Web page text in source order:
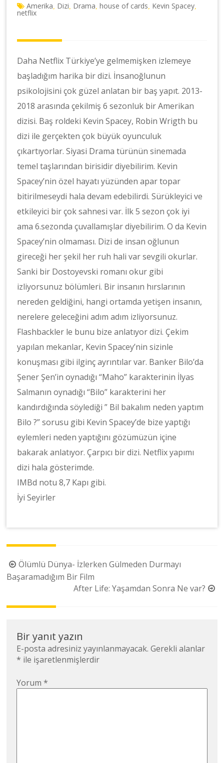
Amerika Dizi Drama house of cards Kevin Spacey
netflix
Daha Netflix Türkiye’ye gelmemişken izlemeye
başladığım harika bir dizi. İnsanoğlunun
psikolojisini çok güzel anlatan bir baş yapıt. 2013-
2018 arasında çekilmiş 6 sezonluk bir Amerikan
dizisi. Baş roldeki Kevin Spacey, Robin Wrigth bu
dizi ile gerçekten çok büyük oyunculuk
çıkartıyorlar. Siyasi Drama türünün sinemada
temel taşlarından birisidir diyebilirim. Kevin
Spacey’nin özel hayatı yüzünden apar topar
bitirilmeseydi hala devam edebilirdi. Sürükleyici ve
etkileyici bir çok sahnesi var. İlk 5 sezon çok iyi
ama 6.sezonda çuvallamışlar diyebilirim. O da Kevin
Spacey’nin olmaması. Dizi de insan oğlunun
gireceği her şekil her ruh hali var sevgili okurlar.
Sanki bir Dostoyevski romanı okur gibi
izliyorsunuz bölümleri. Bir insanın hırslarının
nereden geldiğini, hangi ortamda yetişen insanın,
nerelere geleceğini adım adım izliyorsunuz.
Flashbackler le bunu bize anlatıyor dizi. Çekim
yapılan mekanlar, Kevin Spacey’nin sizinle
konuşması gibi ilginç ayrıntılar var. Banker Bilo’da
Şener Şen’in oynadığı “Maho” karakterinin İlyas
Salmanın oynadığı “Bilo” karakterini her
kandırdığında söylediği ” Bil bakalım neden yaptım
Bilo ?” sorusu gibi Kevin Spacey’de bize yaptığı
eylemleri neden yaptığını gözümüzün içine
bakarak anlatıyor. Çarpıcı bir dizi. Netflix yapımı
dizi hala gösterimde.
IMBd notu 8,7 Kapı gibi.
İyi Seyirler
Yazı
dolaşımı
Ölümlü Dünya- İzlerken Gülmeden Durmayı
Başaramadığım Bir Film
After Life: Yaşamdan Sonra Ne var?
Bir yanıt yazın
E-posta adresiniz yayınlanmayacak. Gerekli alanlar
* ile işaretlenmişlerdir
Yorum*